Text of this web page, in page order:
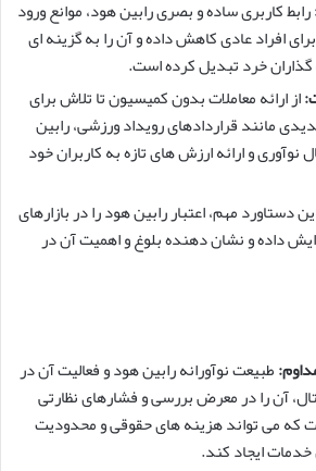
رابط کاربری ساده و بصری رابین هود، موانع ورود
برای افراد عادی کاهش داده و آن را به گزینه ای
خرد تبدیل کرده است.
از ارائه معاملات بدون کمیسیون تا تلاش برای
مانند قراردادهای رویداد ورزشی، رابین
نوآوری و ارائه ارزش های تازه به کاربران خود
دستاورد مهم، اعتبار رابین هود را در بازارهای
داده و نشان دهنده بلوغ و اهمیت آن در
طبیعت نوآورانه رابین هود و فعالیت آن در
آن را در معرض بررسی و فشارهای نظارتی
که می تواند هزینه های حقوقی و محدودیت
ایجاد کند.